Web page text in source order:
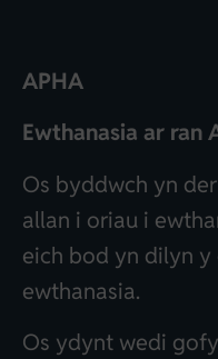
APHA
Ewthanasia ar ran
Os byddwch yn
allan i oriau i
eich bod yn dilyn
ewthanasia.
Os ydynt wedi